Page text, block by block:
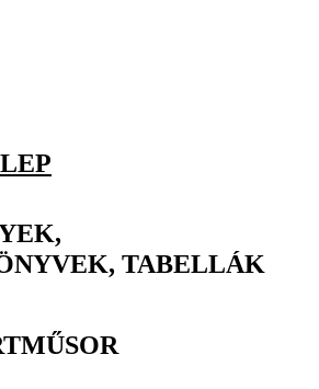
TABELLÁK